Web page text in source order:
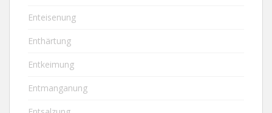
Enteisenung
Enthärtung
Entkeimung
Entmanganung